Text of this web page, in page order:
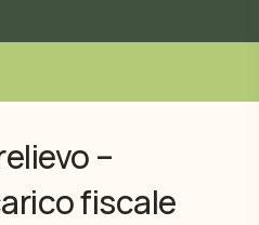
–
fiscale